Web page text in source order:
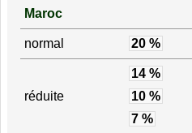
Maroc
normal 20 %
réduite
14 %
10 %
7 %